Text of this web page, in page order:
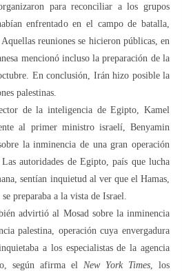
para reconciliar a los grupos
enfrentado en el campo de batalla,
reuniones se hicieron públicas, en
mencionó incluso la preparación de la
En conclusión, Irán hizo posible la
palestinas.
de la inteligencia de Egipto, Kamel
al primer ministro israelí, Benyamin
la inminencia de una gran operación
autoridades de Egipto, país que lucha
sentían inquietud al ver que el Hamas,
preparaba a la vista de Israel.
advirtió al Mosad sobre la inminencia
palestina, operación cuya envergadura
a los especialistas de la agencia
según afirma el New York Times , los